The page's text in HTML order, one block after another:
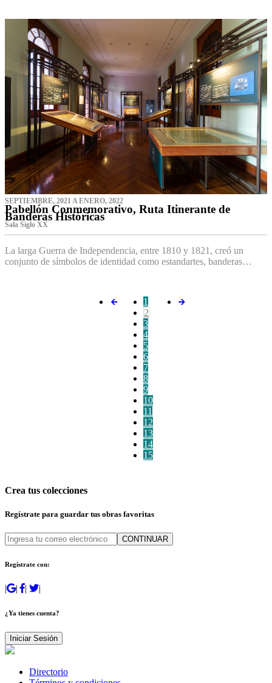
SEPTIEMBRE, 2021 A ENERO, 2022
Pabellón Conmemorativo, Ruta Itinerante de
Banderas Históricas
Sala Siglo XX
La larga Guerra de Independencia, entre 1810 y 1821, creó un
conjunto de símbolos de identidad como estandartes, banderas…
1
2
3
4
5
6
7
8
9
10
11
12
13
14
15
Crea tus colecciones
Regístrate para guardar tus obras favoritas
CONTINUAR
Regístrate con:
| | | |
¿Ya tienes cuenta?
Iniciar Sesión
Directorio